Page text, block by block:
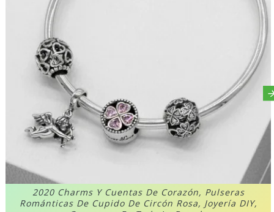
2020 Charms Y Cuentas De Corazón, Pulseras
Románticas De Cupido De Circón Rosa, Joyería DIY,